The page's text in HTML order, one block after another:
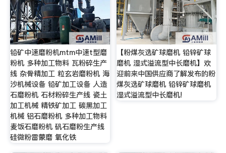
铅矿中速磨粉机mtm中速t型磨
粉机 多种加工物料 瓦粉碎生产
线 杂骨精加工 粒玄岩磨粉机 海
沙机械设备 铅矿加工设备 人造
石磨粉机 石材粉碎生产线 瓷土
加工机械 精铁矿加工 碳黑加工
机械 铝石磨粉机 多种加工物料
麦饭石磨粉机 矾石磨粉生产线
硅微粉雷蒙磨 氧化铁
【粉煤灰选矿球磨机 铅锌矿球
磨机 湿式溢流型中长磨机】欢
迎前来中国供应商了解发布的粉
煤灰选矿球磨机 铅锌矿球磨机
湿式溢流型中长磨机!